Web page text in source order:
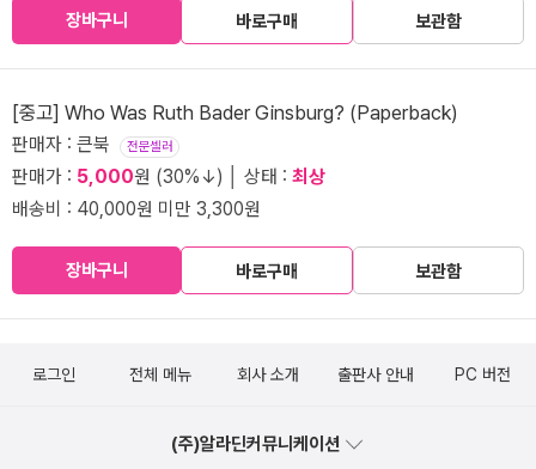
장바구니 바로구매 보관함
[중고] Who Was Ruth Bader Ginsburg? (Paperback)
판매자 : 큰북 전문셀러
판매가 : 5,000원 (30%↓) │ 상태 : 최상
배송비 : 40,000원 미만 3,300원
장바구니 바로구매 보관함
로그인 전체 메뉴 회사 소개 출판사 안내 PC 버전
(주)알라딘커뮤니케이션